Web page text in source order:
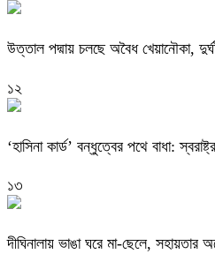
উত্তাল পদ্মায় চলছে অবৈধ খেয়ানৌকা,
১২
‘হাসিনা কার্ড’ বন্ধুত্বের পথে বাধা:
১৩
দীঘিনালায় ভাঙা ঘরে মা-ছেলে, সহায়তার